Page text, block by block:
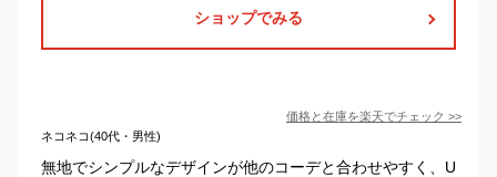
ショップでみる
価格と在庫を楽天でチェック >>
ネコネコ(40代・男性)
無地でシンプルなデザインが他のコーデと合わせやすく、U